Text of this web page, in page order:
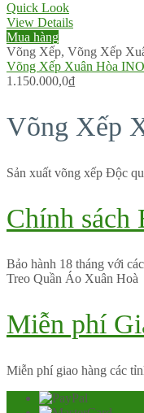
Quick Look
View Details
Mua hàng
Võng Xếp, Võng Xếp
Võng Xếp Xuân Hòa
1.150.000,0₫
Võng Xếp
Sản xuất võng xếp Độc
Chính sách
Bảo hành 18 tháng với
Treo Quần Áo Xuân Hoà
Miễn phí
Miễn phí giao hàng các